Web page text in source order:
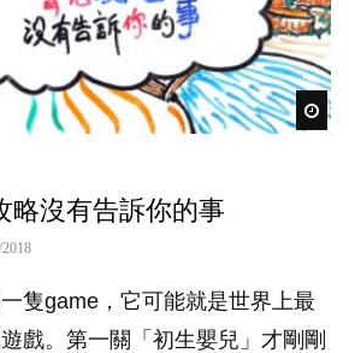
略沒有告訴你的事
隻game，它可能就是世界上最
戲。第一關「初生嬰兒」才剛剛